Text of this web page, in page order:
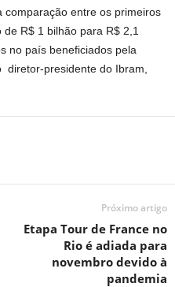
comparação entre os primeiros
R$ 1 bilhão para R$ 2,1
no país beneficiados pela
diretor-presidente do Ibram,
Próximo artigo
Etapa Tour de France no
Rio é adiada para
novembro devido à
pandemia